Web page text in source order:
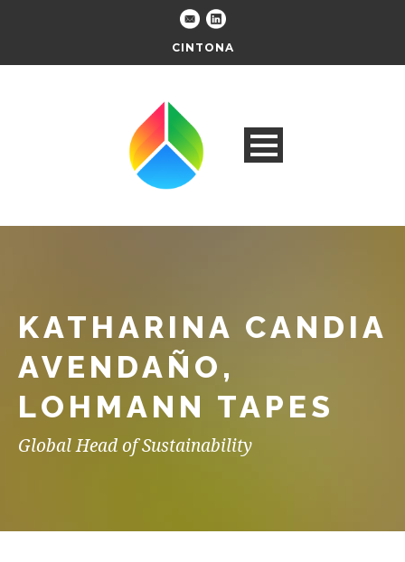
CINTONA
KATHARINA CANDIA
AVENDAÑO,
LOHMANN TAPES
Global Head of Sustainability